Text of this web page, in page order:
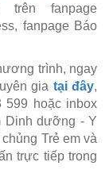
fanpage
fanpage Báo
trình, ngay
gia tại đây,
599 hoặc inbox
Dinh dưỡng - Y
Trẻ em và
trực tiếp trong